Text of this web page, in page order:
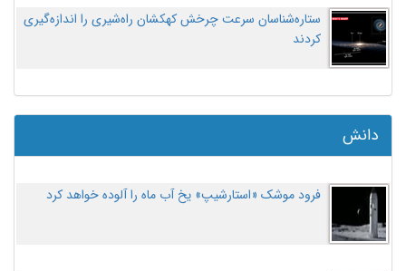
ستاره‌شناسان سرعت چرخش کهکشان راه‌شیری را اندازه‌گیری
کردند
دانش
فرود موشک «استارشیپ» یخ آب ماه را آلوده خواهد کرد